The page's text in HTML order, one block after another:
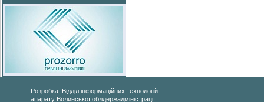
Розробка: Відділ інформаційних технологій
апарату Волинської облдержадміністрації